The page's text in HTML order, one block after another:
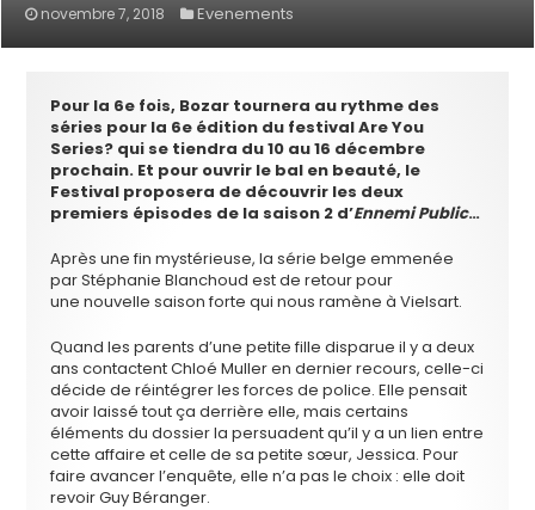
novembre 7, 2018 Evenements
Pour la 6e fois, Bozar tournera au rythme des
séries pour la 6e édition du festival Are You
Series? qui se tiendra du 10 au 16 décembre
prochain. Et pour ouvrir le bal en beauté, le
Festival proposera de découvrir les deux
premiers épisodes de la saison 2 d’Ennemi Public…
Après une fin mystérieuse, la série belge emmenée
par Stéphanie Blanchoud est de retour pour
une nouvelle saison forte qui nous ramène à Vielsart.
Quand les parents d’une petite fille disparue il y a deux
ans contactent Chloé Muller en dernier recours, celle-ci
décide de réintégrer les forces de police. Elle pensait
avoir laissé tout ça derrière elle, mais certains
éléments du dossier la persuadent qu’il y a un lien entre
cette affaire et celle de sa petite sœur, Jessica. Pour
faire avancer l’enquête, elle n’a pas le choix : elle doit
revoir Guy Béranger.